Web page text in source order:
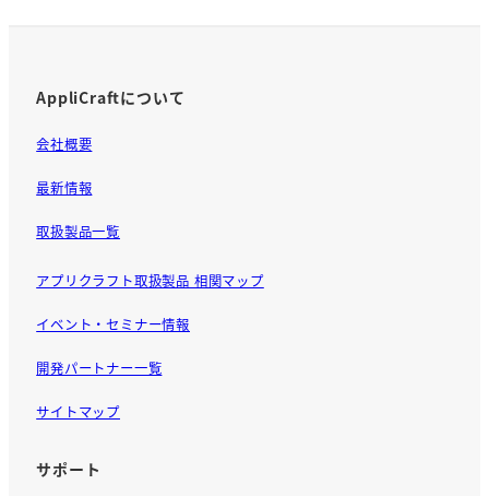
AppliCraftについて
会社概要
最新情報
取扱製品一覧
アプリクラフト取扱製品 相関マップ
イベント・セミナー情報
開発パートナー一覧
サイトマップ
サポート